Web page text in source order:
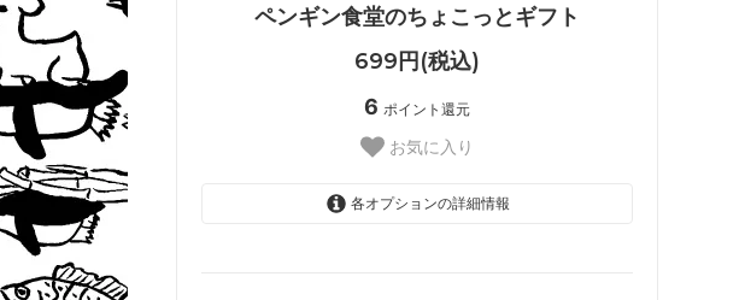
ペンギン食堂のちょこっとギフト
699円(税込)
6 ポイント還元
お気に入り
各オプションの詳細情報